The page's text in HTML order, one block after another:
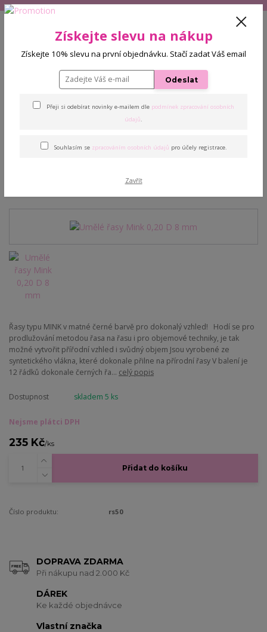
0 Kč
Umělé řasy Mink 0,20 D 8 mm
Řasy typu MINK v matné černé barvě pro dokonalý vzhled! Hodí se pro
prodlužování metodou řasa na řasu i pro objemové techniky, je tak
možné vytvořit přířodní vzhled i svůdný objem Jsou vyrobené ze
syntetického vlákna, které dokonale přilne na přírodní řasy V balení je
12 řádků dokonale černých řa... celý popis
Dostupnost skladem 5 ks
Nejsme plátci DPH
235 Kč/ks
Přidat do košíku
Číslo produktu: rs50
DOPRAVA ZDARMA
Při nákupu nad 2.000 Kč
DÁREK
Ke každé objednávce
Vlastní značka
Získejte slevu na nákup
Získejte 10% slevu na první objednávku. Stačí zadat Váš email
Odeslat
Přeji si odebírat novinky e-mailem dle podmínek zpracování osobních
údajů.
Souhlasím se zpracováním osobních údajů pro účely registrace.
Zavřít